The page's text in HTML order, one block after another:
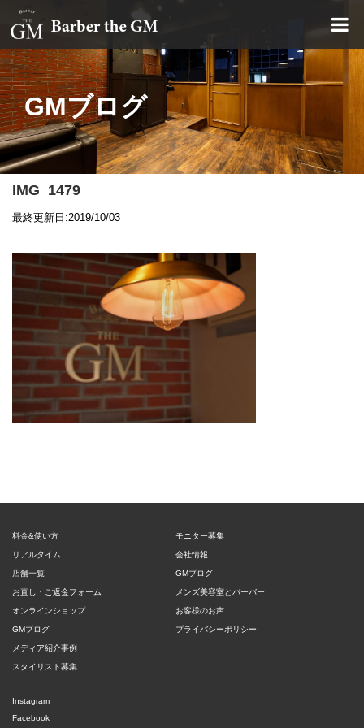
大阪・本町｜大人の散髪屋
GMブログ
IMG_1479
最終更新日:2019/10/03
料金&使い方
リアルタイム
店舗一覧
お直し・ご返金フォーム
オンラインショップ
GMブログ
メディア紹介事例
スタイリスト募集
モニター募集
会社情報
GMブログ
メンズ美容室とバーバー
お客様のお声
プライバシーポリシー
Instagram
Facebook